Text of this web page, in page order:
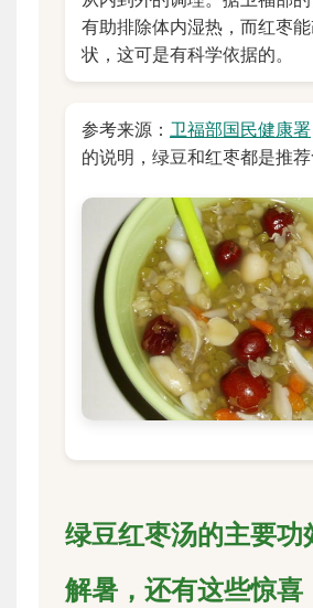
有助排除体内湿热，而红枣
状，这可是有科学依据的。
参考来源： 卫福部国民健康署
的说明，绿豆和红枣都是推荐
绿豆红枣汤的主要功
解暑，还有这些惊喜